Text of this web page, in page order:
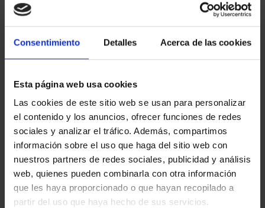
Consentimiento Detalles Acerca de las cookies
Esta página web usa cookies
Las cookies de este sitio web se usan para personalizar
el contenido y los anuncios, ofrecer funciones de redes
sociales y analizar el tráfico. Además, compartimos
información sobre el uso que haga del sitio web con
nuestros partners de redes sociales, publicidad y análisis
web, quienes pueden combinarla con otra información
que les haya proporcionado o que hayan recopilado a
partir del uso que haya hecho de sus servicios.
EUROSET SPAIN 2023
€26.00
EUROSET SPAIN 2024
€31.00